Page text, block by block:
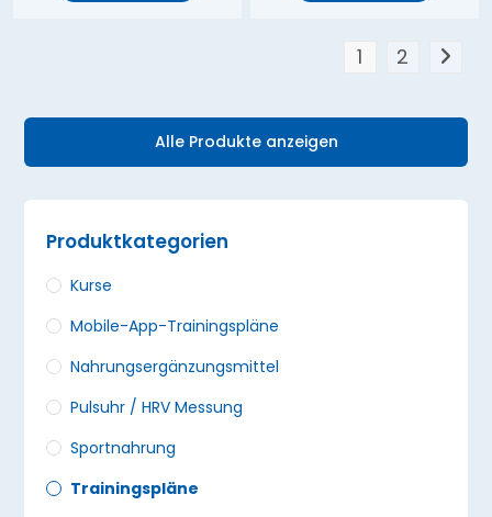
1 2
Alle Produkte anzeigen
Produktkategorien
Kurse
Mobile-App-Trainingspläne
Nahrungsergänzungs­mittel
Pulsuhr / HRV Messung
Sportnahrung
Trainingspläne